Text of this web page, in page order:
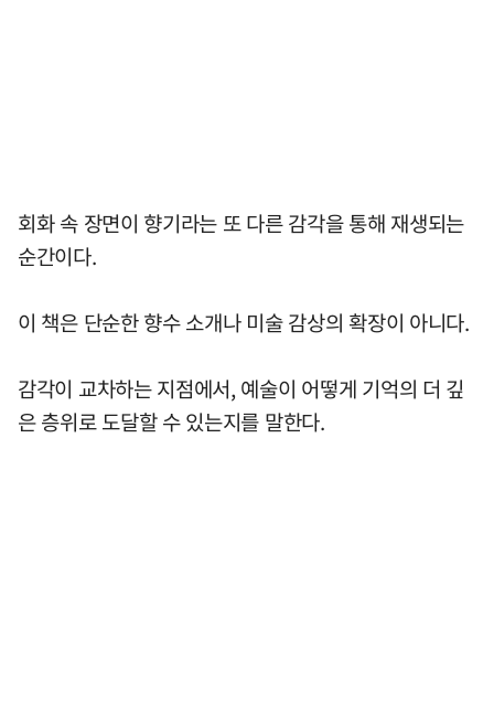
회화 속 장면이 향기라는 또 다른 감각을 통해 재생되는
순간이다.
이 책은 단순한 향수 소개나 미술 감상의 확장이 아니다.
감각이 교차하는 지점에서, 예술이 어떻게 기억의 더 깊
은 층위로 도달할 수 있는지를 말한다.